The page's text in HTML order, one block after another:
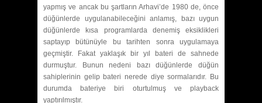
yapmış ve ancak bu şartların Arhavi’de 1980 de, önce
düğünlerde uygulanabileceğini anlamış, bazı uygun
düğünlerde kısa programlarda denemiş eksiklikleri
saptayıp bütünüyle bu tarihten sonra uygulamaya
geçmiştir. Fakat yaklaşık bir yıl bateri de sahnede
durmuştur. Bunun nedeni bazı düğünlerde düğün
sahiplerinin gelip bateri nerede diye sormalarıdır. Bu
durumda bateriye biri oturtulmuş ve playback
yaptırılmıştır.